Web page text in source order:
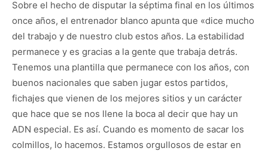
Sobre el hecho de disputar la séptima final en los últimos
once años, el entrenador blanco apunta que «dice mucho
del trabajo y de nuestro club estos años. La estabilidad
permanece y es gracias a la gente que trabaja detrás.
Tenemos una plantilla que permanece con los años, con
buenos nacionales que saben jugar estos partidos,
fichajes que vienen de los mejores sitios y un carácter
que hace que se nos llene la boca al decir que hay un
ADN especial. Es así. Cuando es momento de sacar los
colmillos, lo hacemos. Estamos orgullosos de estar en